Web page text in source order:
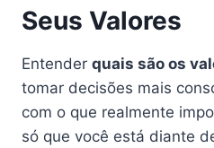
Seus Valores
Entender quais são os
tomar decisões mais
com o que realmente
só que você está diante